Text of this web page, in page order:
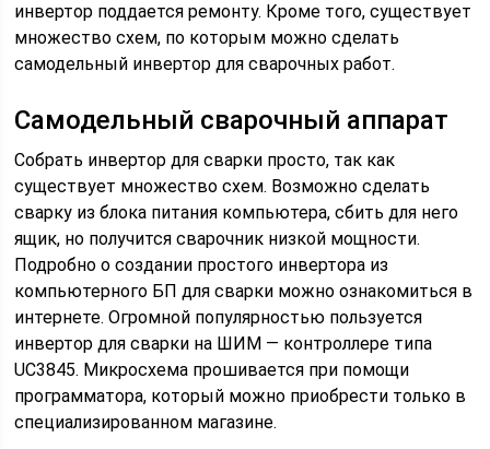
инвертор поддается ремонту. Кроме того, существует
множество схем, по которым можно сделать
самодельный инвертор для сварочных работ.
Самодельный сварочный аппарат
Собрать инвертор для сварки просто, так как
существует множество схем. Возможно сделать
сварку из блока питания компьютера, сбить для него
ящик, но получится сварочник низкой мощности.
Подробно о создании простого инвертора из
компьютерного БП для сварки можно ознакомиться в
интернете. Огромной популярностью пользуется
инвертор для сварки на ШИМ — контроллере типа
UC3845. Микросхема прошивается при помощи
программатора, который можно приобрести только в
специализированном магазине.